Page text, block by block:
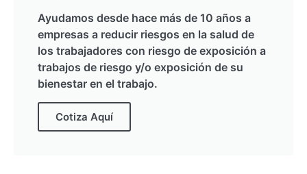
Ayudamos desde hace más de 10 años a
empresas a reducir riesgos en la salud de
los trabajadores con riesgo de exposición a
trabajos de riesgo y/o exposición de su
bienestar en el trabajo.
Cotiza Aquí